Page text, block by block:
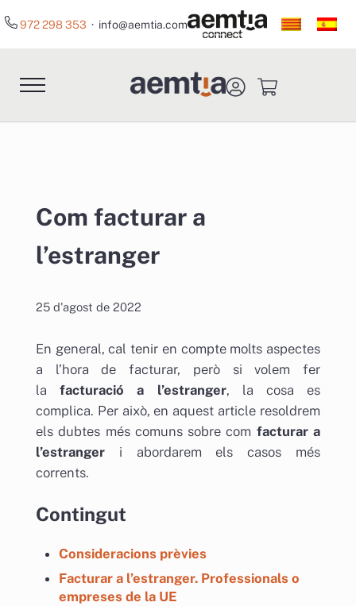
972 298 353 · info@aemtia.com
Menu
Aemtia Assessors
Com facturar a
l’estranger
25 d'agost de 2022
En general, cal tenir en compte molts aspectes
a l’hora de facturar, però si volem fer
lafacturació a l’estranger, la cosa es
complica. Per això, en aquest article resoldrem
els dubtes més comuns sobre com facturar a
l’estrangeri abordarem els casos més
corrents.
Contingut
Consideracions prèvies
Facturar a l’estranger. Professionals o
empreses de la UE